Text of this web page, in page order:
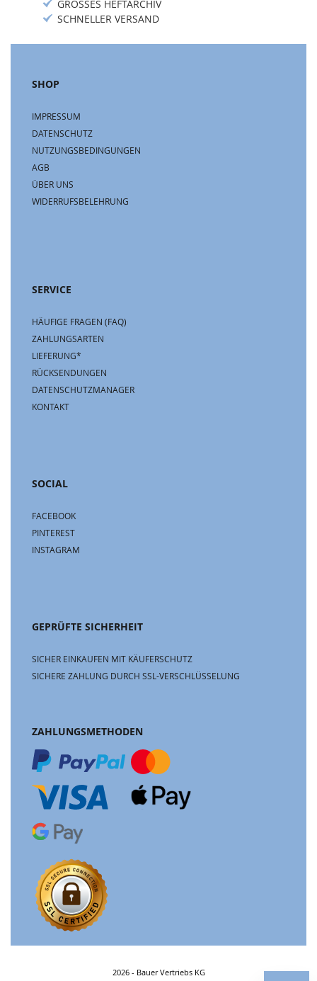
GROSSES HEFTARCHIV
SCHNELLER VERSAND
SHOP
IMPRESSUM
DATENSCHUTZ
NUTZUNGSBEDINGUNGEN
AGB
ÜBER UNS
WIDERRUFSBELEHRUNG
SERVICE
HÄUFIGE FRAGEN (FAQ)
ZAHLUNGSARTEN
LIEFERUNG*
RÜCKSENDUNGEN
DATENSCHUTZMANAGER
KONTAKT
SOCIAL
FACEBOOK
PINTEREST
INSTAGRAM
GEPRÜFTE SICHERHEIT
SICHER EINKAUFEN MIT KÄUFERSCHUTZ
SICHERE ZAHLUNG DURCH SSL-VERSCHLÜSSELUNG
ZAHLUNGSMETHODEN
2026 - Bauer Vertriebs KG